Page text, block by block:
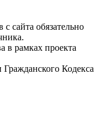
сайта обязательно
в рамках проекта
Кодекса